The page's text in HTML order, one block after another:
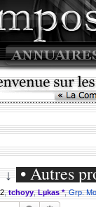
↓ • Autres
,tchoyy,Lµkas *,Grp.